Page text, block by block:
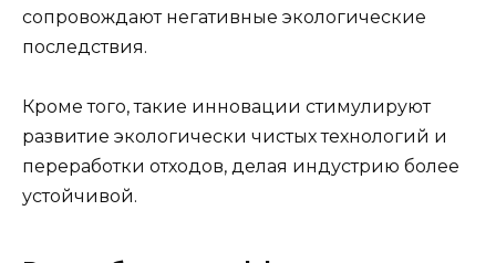
сопровождают негативные экологические
последствия.
Кроме того, такие инновации стимулируют
развитие экологически чистых технологий и
переработки отходов, делая индустрию более
устойчивой.